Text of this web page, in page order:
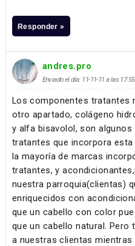
Responder »
andres.pro
Enviado el día: 11-11-11 a las
Los componentes tratantes
otro apartado, colágeno
y alfa bisavolol, son
tratantes que incorpora
la mayoría de marcas
tratantes, y
nuestra parroquia(clientas)
enriquecidos con
que un cabello con color
que un cabello natural.
a nuestras clientas